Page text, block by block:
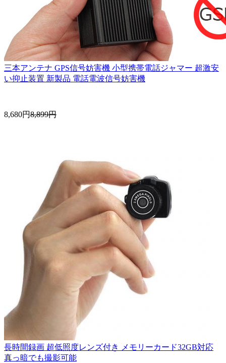
三本アンテナ GPS信号妨害機 小型携帯電話ジャマー 超激安
い抑止装置 新製品 電話電波信号妨害機
8,680円8,899円
長時間録画 超低照度レンズ付き メモリーカード32GB対応
真っ暗でも撮影可能